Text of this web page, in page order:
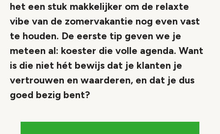
het een stuk makkelijker om de relaxte
vibe van de zomervakantie nog even vast
te houden. De eerste tip geven we je
meteen al: koester die volle agenda. Want
is die niet hét bewijs dat je klanten je
vertrouwen en waarderen, en dat je dus
goed bezig bent?